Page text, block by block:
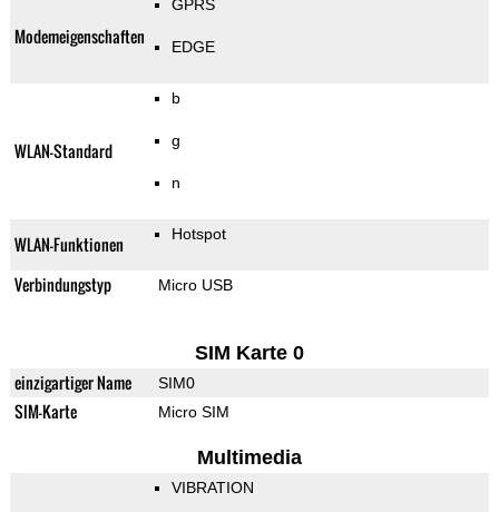
Modemeigenschaften
GPRS
EDGE
WLAN-Standard
b
g
n
WLAN-Funktionen Hotspot
Verbindungstyp Micro USB
SIM Karte 0
einzigartiger Name SIM0
SIM-Karte Micro SIM
Multimedia
VIBRATION